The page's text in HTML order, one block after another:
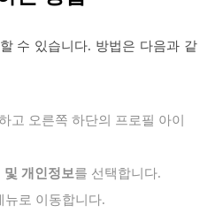
수 있습니다. 방법은 다음과 같
고 오른쪽 하단의 프로필 아이
및 개인정보를 선택합니다.
뉴로 이동합니다.